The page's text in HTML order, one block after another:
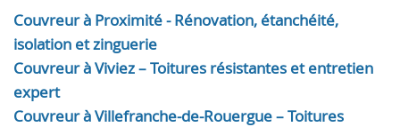
Couvreur à Proximité - Rénovation, étanchéité,
isolation et zinguerie
Couvreur à Viviez – Toitures résistantes et entretien
expert
Couvreur à Villefranche-de-Rouergue – Toitures